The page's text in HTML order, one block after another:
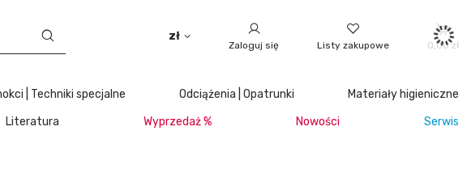
zł
Zaloguj się Listy zakupowe 0,00 zł
| Techniki specjalne Odciążenia | Opatrunki
Materiały higieniczne
Literatura Wyprzedaż % Nowości Serwis